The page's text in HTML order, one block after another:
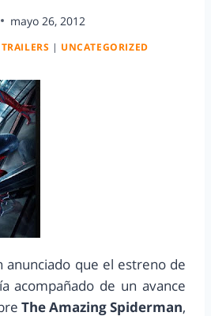
mayo 26, 2012
TRAILERS | UNCATEGORIZED
anunciado que el estreno de
acompañado de un avance
The Amazing Spiderman,